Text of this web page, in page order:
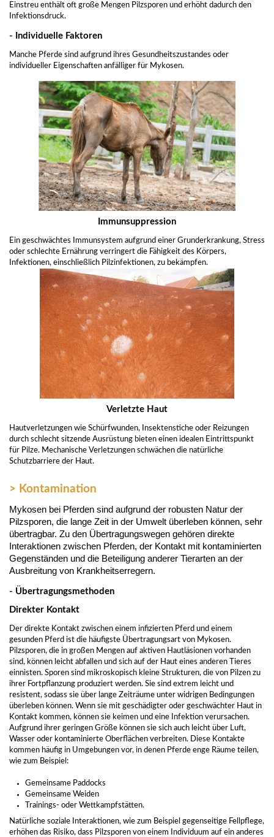
Einstreu enthält oft große Mengen Pilzsporen und erhöht dadurch den
Infektionsdruck.
- Individuelle Faktoren
Manche Pferde sind aufgrund ihres Gesundheitszustandes oder
individueller Eigenschaften anfälliger für Mykosen.
Immunsuppression
Ein geschwächtes Immunsystem aufgrund einer Grunderkrankung, Stress
oder schlechte Ernährung verringert die Fähigkeit des Körpers,
Infektionen, einschließlich Pilzinfektionen, zu bekämpfen.
Verletzte Haut
Hautverletzungen wie Schürfwunden, Insektenstiche oder Reizungen
durch schlecht sitzende Ausrüstung bieten einen idealen Eintrittspunkt
für Pilze. Mechanische Verletzungen schwächen die natürliche
Schutzbarriere der Haut.
> Kontamination
Mykosen bei Pferden sind aufgrund der robusten Natur der
Pilzsporen, die lange Zeit in der Umwelt überleben können, sehr
übertragbar. Zu den Übertragungswegen gehören direkte
Interaktionen zwischen Pferden, der Kontakt mit kontaminierten
Gegenständen und die Beteiligung anderer Tierarten an der
Ausbreitung von Krankheitserregern.
- Übertragungsmethoden
Direkter Kontakt
Der direkte Kontakt zwischen einem infizierten Pferd und einem
gesunden Pferd ist die häufigste Übertragungsart von Mykosen.
Pilzsporen, die in großen Mengen auf aktiven Hautläsionen vorhanden
sind, können leicht abfallen und sich auf der Haut eines anderen Tieres
einnisten. Sporen sind mikroskopisch kleine Strukturen, die von Pilzen zu
ihrer Fortpflanzung produziert werden. Sie sind extrem leicht und
resistent, sodass sie über lange Zeiträume unter widrigen Bedingungen
überleben können. Wenn sie mit geschädigter oder geschwächter Haut in
Kontakt kommen, können sie keimen und eine Infektion verursachen.
Aufgrund ihrer geringen Größe können sie sich auch leicht über Luft,
Wasser oder kontaminierte Oberflächen verbreiten. Diese Kontakte
kommen häufig in Umgebungen vor, in denen Pferde enge Räume teilen,
wie zum Beispiel:
Gemeinsame Paddocks
Gemeinsame Weiden
Trainings- oder Wettkampfstätten.
Natürliche soziale Interaktionen, wie zum Beispiel gegenseitige Fellpflege,
erhöhen das Risiko, dass Pilzsporen von einem Individuum auf ein anderes